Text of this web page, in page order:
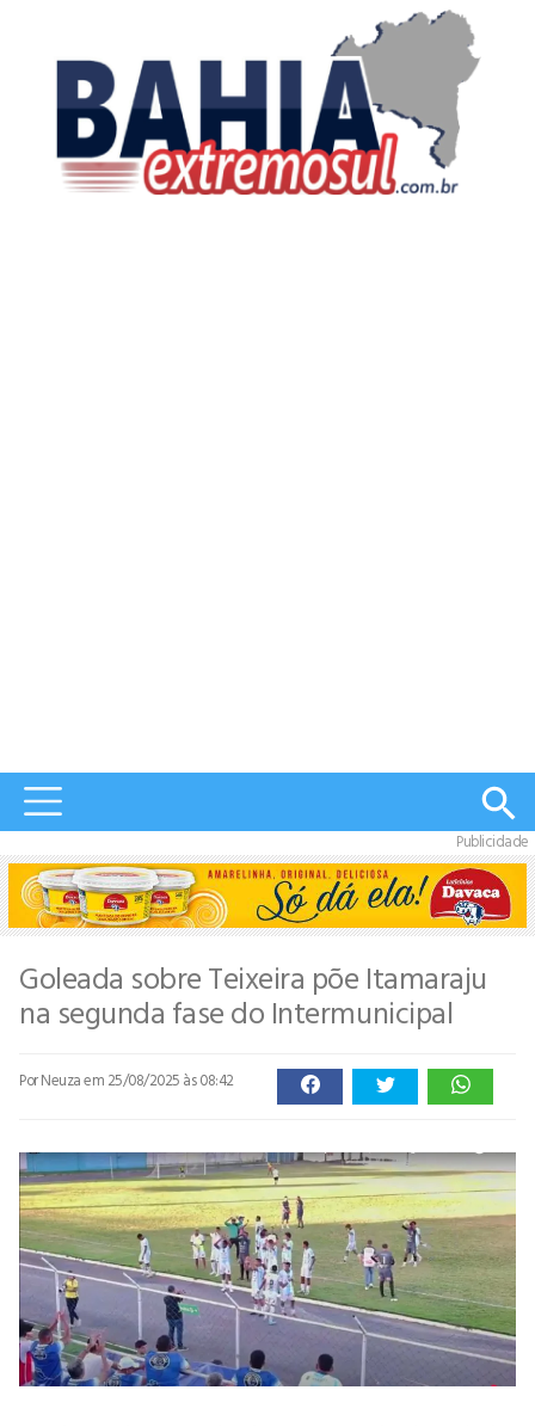
Publicidade
Goleada sobre Teixeira põe Itamaraju
na segunda fase do Intermunicipal
Por Neuzaem 25/08/2025 às 08:42